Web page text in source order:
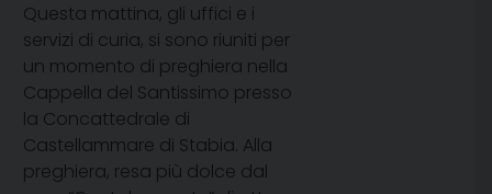
Questa mattina, gli uffici e i
servizi di curia, si sono riuniti per
un momento di preghiera nella
Cappella del Santissimo presso
la Concattedrale di
Castellammare di Stabia. Alla
preghiera, resa più dolce dal